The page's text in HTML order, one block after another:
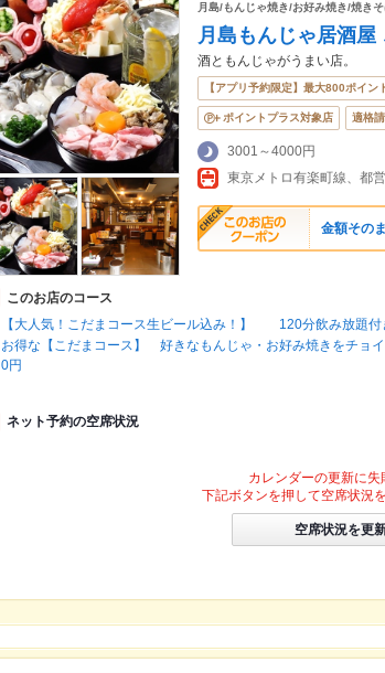
月島/もんじゃ焼き/お好み焼き/焼き
月島もんじゃ居酒屋
酒ともんじゃがうまい店。
【アプリ予約限定】最大800ポイン
ポイントプラス対象店 適格
3001～4000円
東京メトロ有楽町線、都
金額その
このお店のコース
【大人気！こだまコース生ビール込み！】 120分飲み放題
お得な【こだまコース】 好きなもんじゃ・お好み焼きをチ
0円
ネット予約の空席状況
カレンダーの更新に失
下記ボタンを押して空席状況
空席状況を更